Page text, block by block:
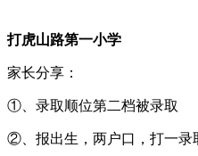
打虎山路第一小学
家长分享：
①、录取顺位第二档被录取
②、报出生，两户口，打一录